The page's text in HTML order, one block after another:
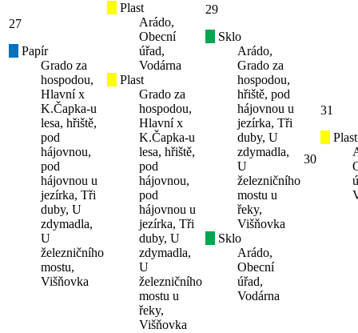
27
Papír
Grado za
hospodou,
Hlavní x
K.Čapka-u
lesa, hřiště,
pod
hájovnou,
pod
hájovnou u
jezírka, Tři
duby, U
zdymadla,
U
železničního
mostu,
Višňovka
Plast
Arádo,
Obecní
úřad,
Vodárna
Plast
Grado za
hospodou,
Hlavní x
K.Čapka-u
lesa, hřiště,
pod
hájovnou,
pod
hájovnou u
jezírka, Tři
duby, U
zdymadla,
U
železničního
mostu u
řeky,
Višňovka
29
Sklo
Arádo,
Grado za
hospodou,
hřiště, pod
hájovnou u
jezírka, Tři
duby, U
zdymadla,
U
železničního
mostu u
řeky,
Višňovka
Sklo
Arádo,
Obecní
úřad,
Vodárna
30
31
Plast